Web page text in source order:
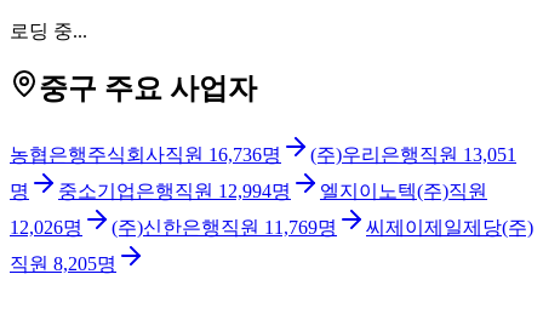
로딩 중...
중구 주요 사업자
농협은행주식회사직원 16,736명 (주)우리은행직원 13,051
명
중소기업은행직원 12,994명 엘지이노텍(주)직원
12,026명 (주)신한은행직원 11,769명
씨제이제일제당(주)
직원 8,205명